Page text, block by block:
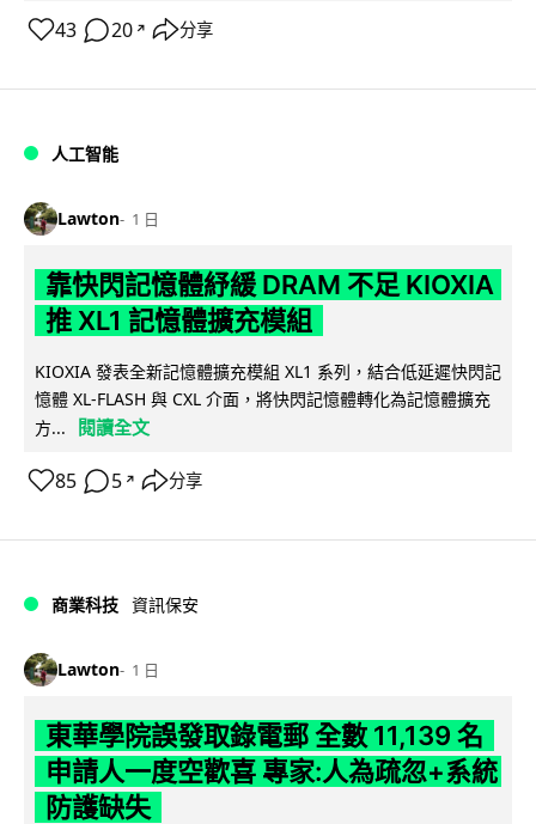
43 20 ↗ 分享
人工智能
Lawton 1 日
靠快閃記憶體紓緩 DRAM 不足 KIOXIA
推 XL1 記憶體擴充模組
KIOXIA 發表全新記憶體擴充模組 XL1 系列，結合低延遲快閃記
憶體 XL-FLASH 與 CXL 介面，將快閃記憶體轉化為記憶體擴充
方...
閱讀全文
85 5 ↗ 分享
商業科技 資訊保安
Lawton 1 日
東華學院誤發取錄電郵 全數 11,139 名
申請人一度空歡喜 專家:人為疏忽+系統
防護缺失